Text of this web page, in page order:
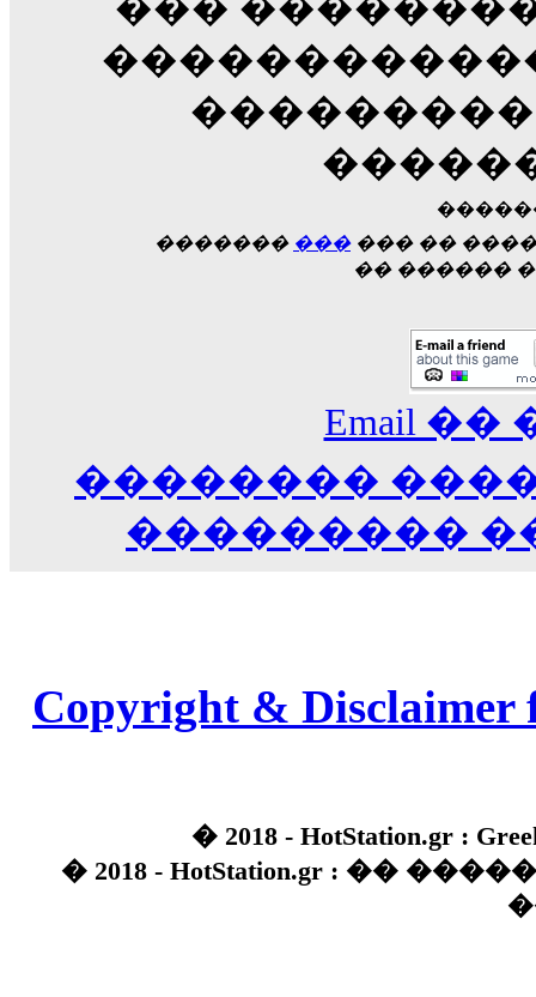
���
���������
������� ������ ��
�� ������
Email
��������
���������
Copyright & Disclaimer
� 2018 - HotStation.gr :
� 2018 - HotStation.gr : ��